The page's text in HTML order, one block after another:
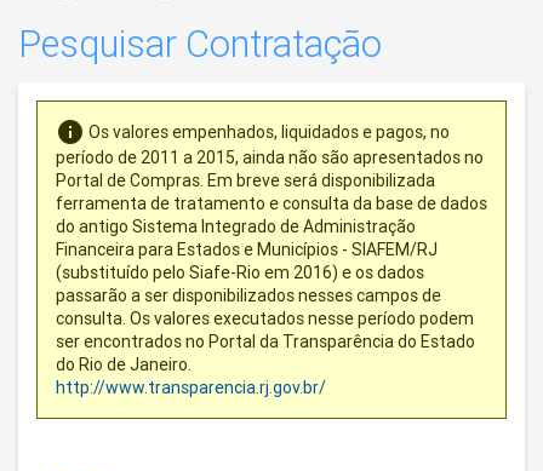
Pesquisar Contratação
info Os valores empenhados, liquidados e pagos, no
período de 2011 a 2015, ainda não são apresentados no
Portal de Compras. Em breve será disponibilizada
ferramenta de tratamento e consulta da base de dados
do antigo Sistema Integrado de Administração
Financeira para Estados e Municípios - SIAFEM/RJ
(substituído pelo Siafe-Rio em 2016) e os dados
passarão a ser disponibilizados nesses campos de
consulta. Os valores executados nesse período podem
ser encontrados no Portal da Transparência do Estado
do Rio de Janeiro.
http://www.transparencia.rj.gov.br/